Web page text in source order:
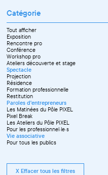
Catégorie
Tout afficher
Exposition
Rencontre pro
Conférence
Workshop pro
Ateliers découverte et stage
Spectacle
Projection
Résidence
Formation professionnelle
Restitution
Paroles d'entrepreneurs
Les Matinées du Pôle PIXEL
Pixel Break
Les Ateliers du Pôle PIXEL
Pour les professionnel·le·s
Vie associative
Pour tous les publics
X Effacer tous les filtres